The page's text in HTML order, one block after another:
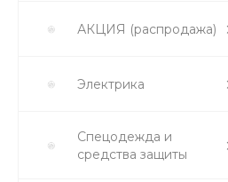
АКЦИЯ (распродажа)
Электрика
Спецодежда и
средства защиты